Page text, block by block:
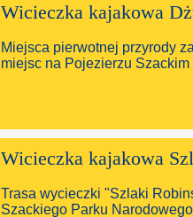
Wicieczka kajakowa
Miejsca pierwotnej przyrody
miejsc na Pojezierzu
Wicieczka kajakowa
Trasa wycieczki "Szlaki
Szackiego Parku